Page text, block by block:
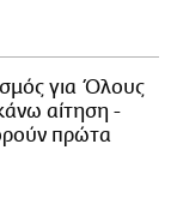
για Όλους
αίτηση -
πρώτα